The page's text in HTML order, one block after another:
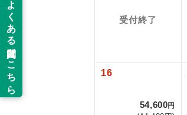
受付終了
16
54,600円